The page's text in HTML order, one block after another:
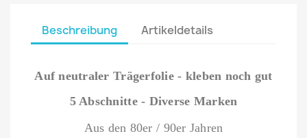
Beschreibung Artikeldetails
Auf neutraler Trägerfolie - kleben noch gut
5 Abschnitte - Diverse Marken
Aus den 80er / 90er Jahren